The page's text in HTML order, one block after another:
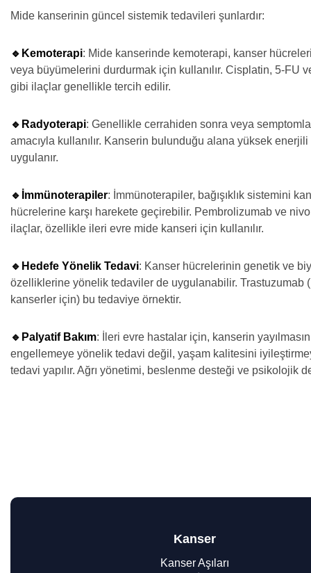
Mide kanserinin güncel sistemik tedavileri şunlardır:
🔹Kemoterapi: Mide kanserinde kemoterapi, kanser
veya büyümelerini durdurmak için kullanılır. Cisplatin, 5-FU
gibi ilaçlar genellikle tercih edilir.
🔹Radyoterapi: Genellikle cerrahiden sonra veya
amacıyla kullanılır. Kanserin bulunduğu alana yüksek enerjili
uygulanır.
🔹İmmünoterapiler: İmmünoterapiler, bağışıklık sistemini
hücrelerine karşı harekete geçirebilir. Pembrolizumab ve
ilaçlar, özellikle ileri evre mide kanseri için kullanılır.
🔹Hedefe Yönelik Tedavi: Kanser hücrelerinin genetik ve
özelliklerine yönelik tedaviler de uygulanabilir. Trastuzumab
kanserler için) bu tedaviye örnektir.
🔹Palyatif Bakım: İleri evre hastalar için, kanserin
engellemeye yönelik tedavi değil, yaşam kalitesini
tedavi yapılır. Ağrı yönetimi, beslenme desteği ve psikolojik
Kanser
Kanser Aşıları